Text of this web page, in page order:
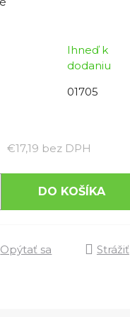
Ihneď k
dodaniu
01705
€17,19 bez DPH
DO KOŠÍKA
Opýtať sa Strážiť